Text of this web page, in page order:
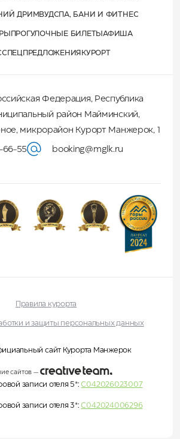
ДРИМВУД СПА, БАНИ И ФИТНЕС
ПРОГУЛОЧНЫЕ БИЛЕТЫАФИША
СПЕЦПРЕДЛОЖЕНИЯ КУРОРТ
Федерация, Республика
район Майминский,
микрорайон Курорт Манжерок, 1
66-55 booking@mglk.ru
Правила курорта
и защиты персональных данных
сайт Курорта Манжерок
сайтов—
записи отеля 5*:С042026023007
записи отеля 3*:С042024006296